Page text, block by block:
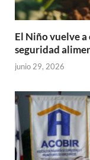
El Niño vuelve
seguridad
junio 29, 2026